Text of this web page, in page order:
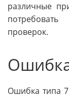
различные
проверок.
Ошибка типа